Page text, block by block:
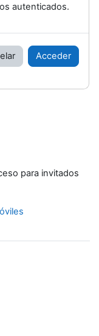
autenticados.
Acceder
para invitados